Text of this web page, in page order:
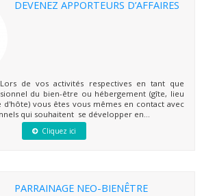
DEVENEZ APPORTEURS D’AFFAIRES
de vos activités respectives en tant que
du bien-être ou hébergement (gîte, lieu
d'hôte) vous êtes vous mêmes en contact avec
qui souhaitent se développer en...
Cliquez ici
PARRAINAGE NEO-BIENÊTRE